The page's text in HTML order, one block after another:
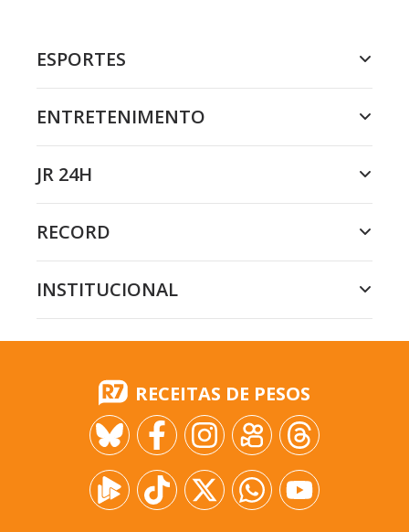
ESPORTES
ENTRETENIMENTO
JR 24H
RECORD
INSTITUCIONAL
RECEITAS DE PESOS